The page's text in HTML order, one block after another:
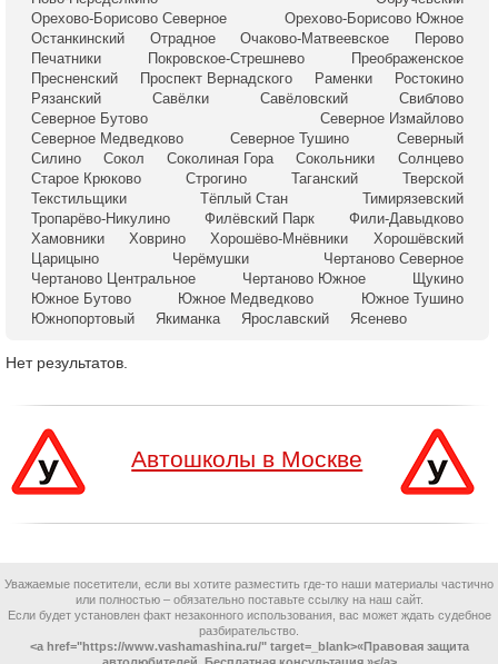
Орехово-Борисово Северное
Орехово-Борисово Южное
Останкинский
Отрадное Очаково-Матвеевское
Перово
Печатники
Покровское-Стрешнево
Преображенское
Пресненский
Проспект Вернадского Раменки
Ростокино
Рязанский
Савёлки Савёловский
Свиблово
Северное Бутово
Северное Измайлово
Северное Медведково
Северное Тушино
Северный
Силино
Сокол Соколиная Гора Сокольники
Солнцево
Старое Крюково
Строгино Таганский
Тверской
Текстильщики
Тёплый Стан
Тимирязевский
Тропарёво-Никулино
Филёвский Парк
Фили-Давыдково
Хамовники
Ховрино Хорошёво-Мнёвники
Хорошёвский
Царицыно
Черёмушки
Чертаново Северное
Чертаново Центральное
Чертаново Южное
Щукино
Южное Бутово
Южное Медведково
Южное Тушино
Южнопортовый
Якиманка Ярославский Ясенево
Нет результатов.
Автошколы в Москве
Уважаемые посетители, если вы хотите разместить где-то наши материалы частично
или полностью – обязательно поставьте ссылку на наш сайт.
Если будет установлен факт незаконного использования, вас может ждать судебное
разбирательство.
<a href="https://www.vashamashina.ru/" target=_blank>«Правовая защита